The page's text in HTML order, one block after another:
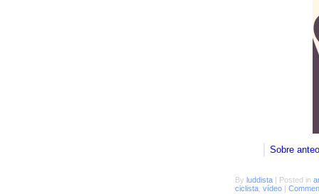
Sobre
By luddista Posted in
ciclista vídeo